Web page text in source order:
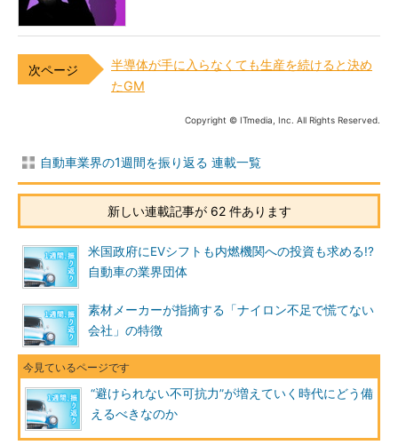
半導体が手に入らなくても生産を続けると決め
たGM
Copyright © ITmedia, Inc. All Rights Reserved.
自動車業界の1週間を振り返る 連載一覧
新しい連載記事が 62 件あります
米国政府にEVシフトも内燃機関への投資も求める!?
自動車の業界団体
素材メーカーが指摘する「ナイロン不足で慌てない
会社」の特徴
“避けられない不可抗力”が増えていく時代にどう備
えるべきなのか